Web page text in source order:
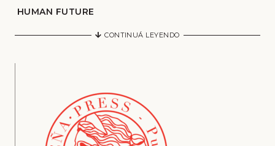
HUMAN FUTURE
CONTINUÁ LEYENDO